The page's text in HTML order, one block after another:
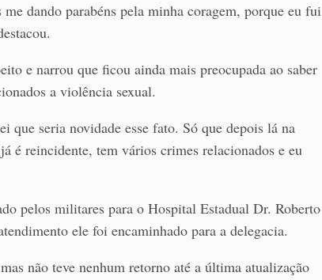
dando parabéns pela minha coragem, porque eu fui
e narrou que ficou ainda mais preocupada ao saber
a violência sexual.
que seria novidade esse fato. Só que depois lá na
é reincidente, tem vários crimes relacionados e eu
pelos militares para o Hospital Estadual Dr. Roberto
ele foi encaminhado para a delegacia.
não teve nenhum retorno até a última atualização